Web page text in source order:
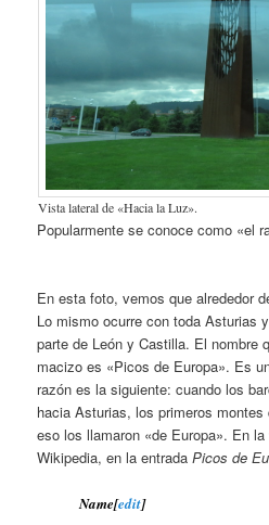
Vista lateral de «Hacia la Luz».
Popularmente se conoce como «el
En esta foto, vemos que alrededor
Lo mismo ocurre con toda Asturias
parte de León y Castilla. El nombre
macizo es «Picos de Europa». Es
razón es la siguiente: cuando los
hacia Asturias, los primeros
eso los llamaron «de Europa». En
Wikipedia, en la entradaPicos de
Name[edit]